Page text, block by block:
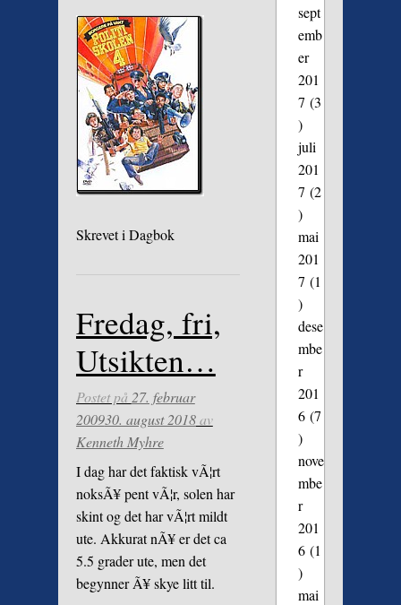
Skrevet i Dagbok
Fredag, fri,
Utsikten…
Postet på 27. februar
200930. august 2018av
Kenneth Myhre
I dag har det faktisk vÃ¦rt
noksÃ¥ pent vÃ¦r, solen har
skint og det har vÃ¦rt mildt
ute. Akkurat nÃ¥ er det ca
5.5 grader ute, men det
begynner Ã¥ skye litt til.
sept
emb
er
201
7 (3
)
juli
201
7 (2
)
mai
201
7 (1
)
dese
mbe
r
201
6(7
)
nove
mbe
r
201
6(1
)
mai